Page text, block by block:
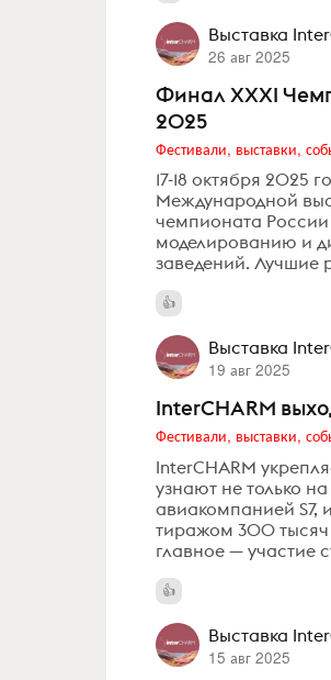
Выставка
26 авг 2025
Финал XXXI
2025
Фестивали, выставки,
17-18 октября 2025
Международной
чемпионата России
моделированию и
заведений. Лучшие
Выставка
19 авг 2025
InterCHARM
Фестивали, выставки,
InterCHARM
узнают не только
авиакомпанией S7,
тиражом 300 тысяч
главное — участие
Выставка
15 авг 2025